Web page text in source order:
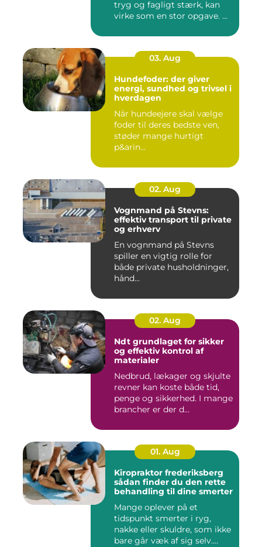
tryg og fagligt stærk, kan
virke som en stor opgave. ...
03. Aug
Hundefoder: der giver
energi, sundhed og trivsel i
hverdagen
Når hundeejere skal vælge
foder til deres bedste ven,
støder mange hurtigt
p&arin...
02. Aug
Vognmand på Stevns:
effektiv transport til private
og erhverv
En vognmand på Stevns
spiller en vigtig rolle for
både private husholdninger,
hånd...
02. Aug
Ndt grundlaget for sikker
og effektiv kontrol af
materialer
Nedbrud, lækager og skjulte
revner kan koste både tid,
penge og sikkerhed. I mange
brancher er der d...
01. Aug
Kiropraktor frederiksberg
sådan finder du den rette
behandling til dine smerter
Mange oplever på et
tidspunkt smerter i ryg,
nakke eller skuldre, som ikke
bare går væk af sig selv....